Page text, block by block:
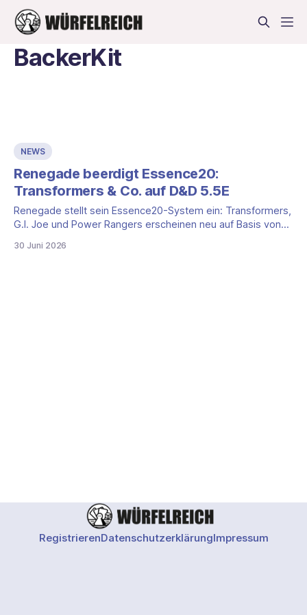
BackerKit
NEWS
Renegade beerdigt Essence20:
Transformers & Co. auf D&D 5.5E
Renegade stellt sein Essence20-System ein: Transformers,
G.I. Joe und Power Rangers erscheinen neu auf Basis von
30 Juni 2026
RegistrierenDatenschutzerklärungImpressum